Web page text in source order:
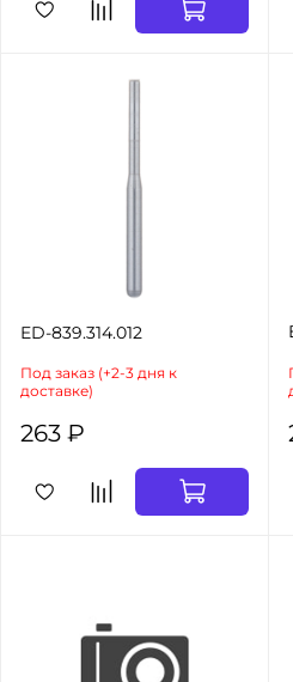
ED-839.314.012
Под заказ (+2-3 дня к
доставке)
263 ₽